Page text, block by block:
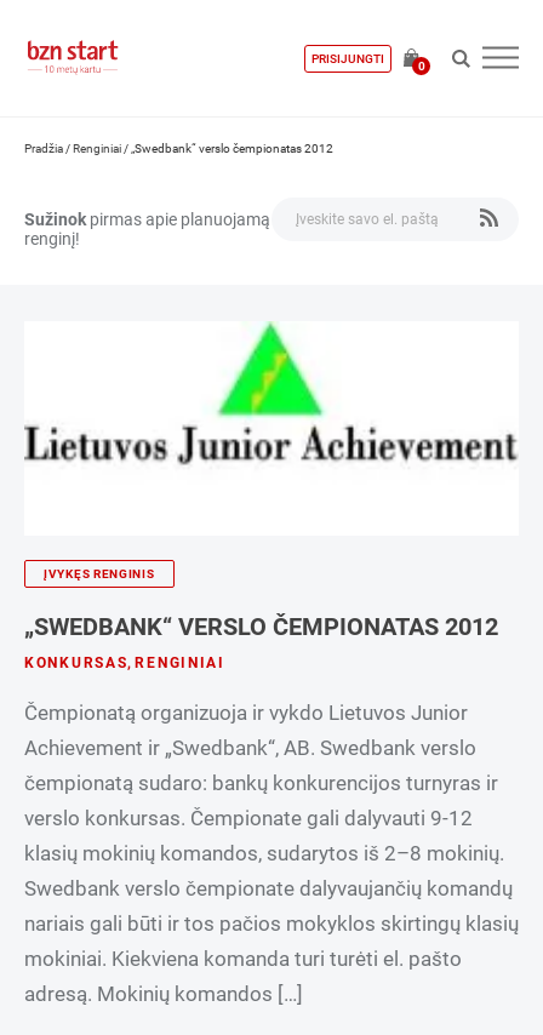
PRISIJUNGTI
0
Pradžia /Renginiai / „Swedbank“ verslo čempionatas 2012
Sužinok pirmas apie planuojamą
renginį!
ĮVYKĘS RENGINIS
„SWEDBANK“ VERSLO ČEMPIONATAS 2012
KONKURSAS, RENGINIAI
Čempionatą organizuoja ir vykdo Lietuvos Junior
Achievement ir „Swedbank“, AB. Swedbank verslo
čempionatą sudaro: bankų konkurencijos turnyras ir
verslo konkursas. Čempionate gali dalyvauti 9-12
klasių mokinių komandos, sudarytos iš 2–8 mokinių.
Swedbank verslo čempionate dalyvaujančių komandų
nariais gali būti ir tos pačios mokyklos skirtingų klasių
mokiniai. Kiekviena komanda turi turėti el. pašto
adresą. Mokinių komandos […]